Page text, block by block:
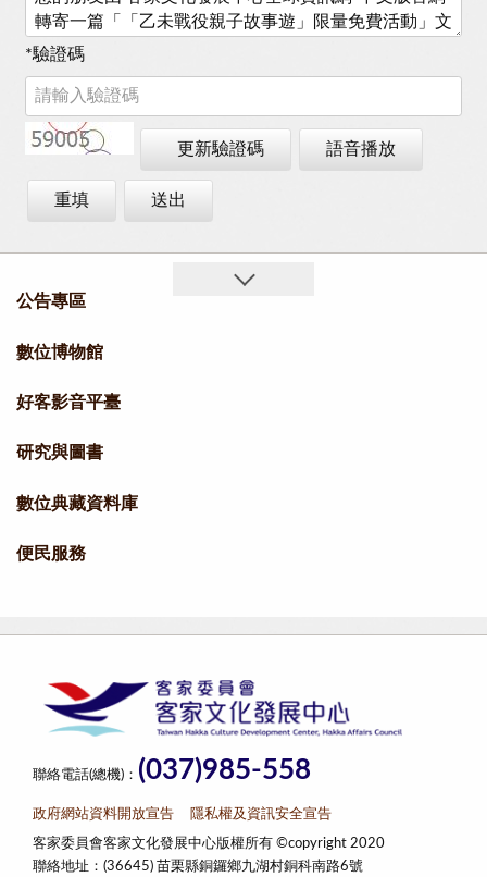
*驗證碼
更新驗證碼 語音播放
重填 送出
公告專區
數位博物館
好客影音平臺
研究與圖書
數位典藏資料庫
便民服務
聯絡電話(總機)： (037)985-558
政府網站資料開放宣告 隱私權及資訊安全宣告
客家委員會客家文化發展中心版權所有 ©copyright 2020
聯絡地址：(36645) 苗栗縣銅鑼鄉九湖村銅科南路6號